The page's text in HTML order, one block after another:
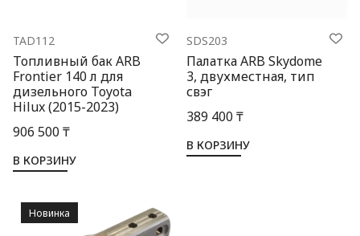
TAD112
Топливный бак ARB
Frontier 140 л для
дизельного Toyota
Hilux (2015-2023)
906 500 ₸
В КОРЗИНУ
SDS203
Палатка ARB Skydome
3, двухместная, тип
свэг
389 400 ₸
В КОРЗИНУ
Новинка